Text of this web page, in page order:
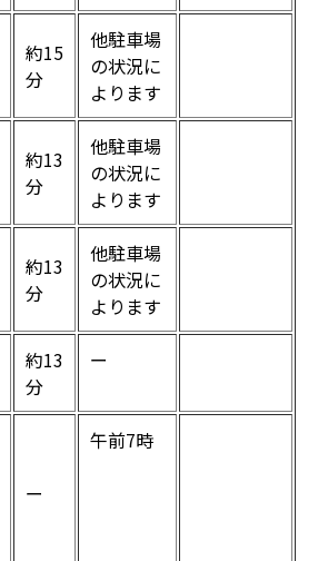
約15
分
他駐車場
の状況に
よります
約13
分
他駐車場
の状況に
よります
約13
分
他駐車場
の状況に
よります
約13
分
ー
ー
午前7時